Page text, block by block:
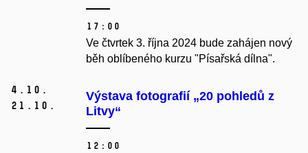
17:00
Ve čtvrtek 3. října 2024 bude zahájen nový
běh oblíbeného kurzu "Písařská dílna".
4. 10.
21. 10.
Výstava fotografií „20 pohledů z
Litvy“
12:00